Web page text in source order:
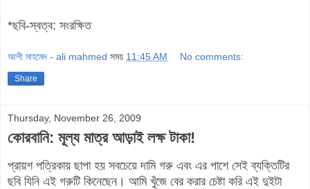
*ছবি-স্বত্ব: সংরক্ষিত
আলী মাহমেদ - ali mahmed সময় 11:45 AM No comments:
Share
Thursday, November 26, 2009
কোরবানি: মূল্য মাত্র আড়াই লক্ষ টাকা!
প্রায়শ পত্রিকায় ছাপা হয় সবচেয়ে দামি গরু এবং এর পাশে সেই ব্যক্তিটির
ছবি যিনি এই গরুটি কিনেছেন । আমি খুজে বের করার চেষ্টা করি এই দুইটা